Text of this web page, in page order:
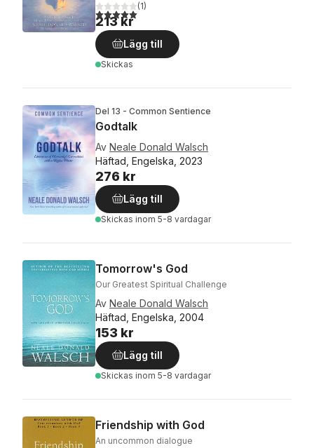
5,0utav 5 stjärnor. Totalt antal röster:
(1)
213 kr
Lägg till
Skickas
Del 13 - Common Sentience
Godtalk
Av Neale Donald Walsch
Häftad, Engelska, 2023
276 kr
Lägg till
Skickas inom 5-8 vardagar
Tomorrow's God
Our Greatest Spiritual Challenge
Av Neale Donald Walsch
Häftad, Engelska, 2004
153 kr
Lägg till
Skickas inom 5-8 vardagar
Friendship with God
An uncommon dialogue